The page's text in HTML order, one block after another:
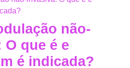
não-
O que é e
é indicada?